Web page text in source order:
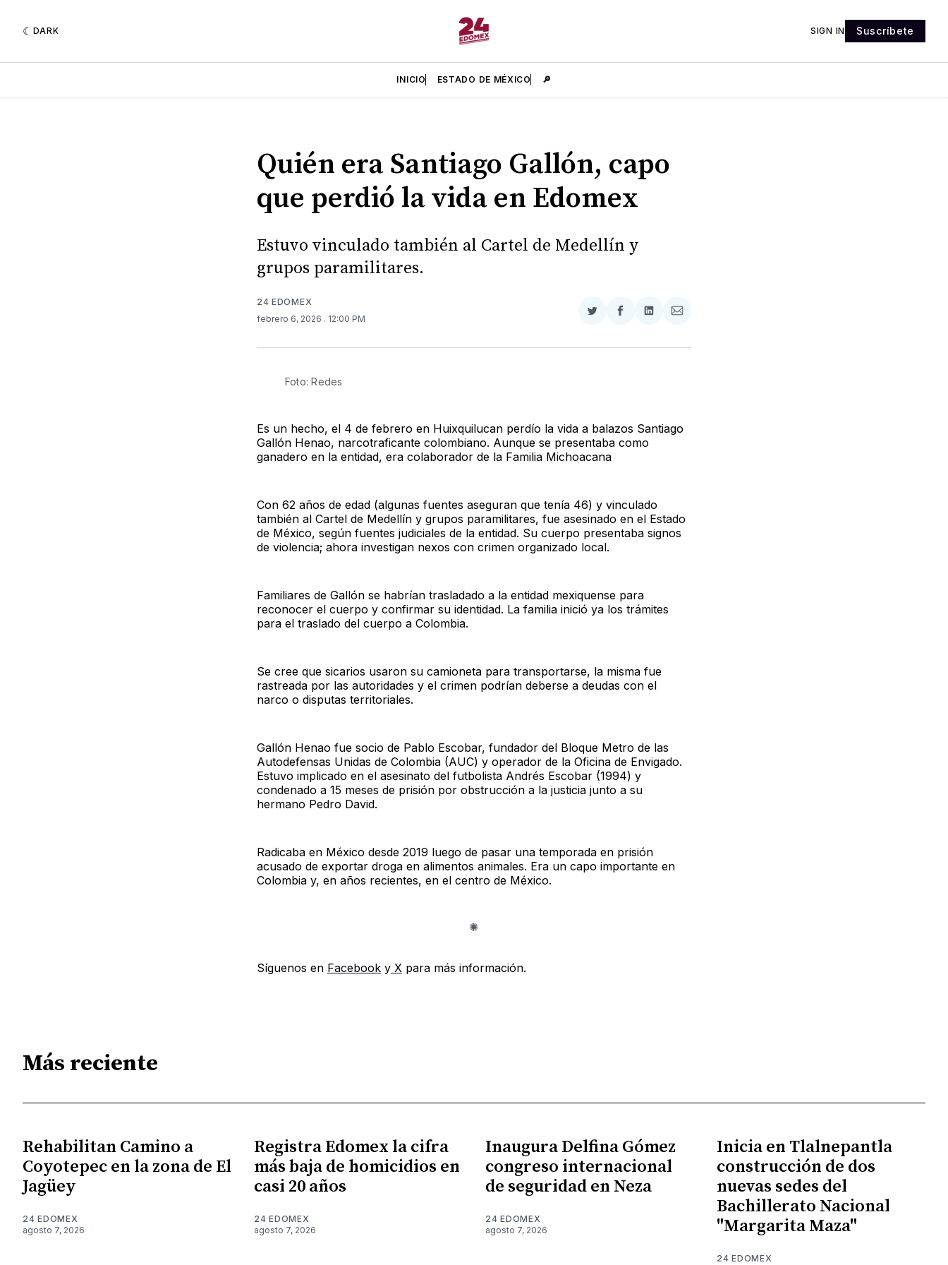
DARK SIGN IN Suscríbete
INICIO ESTADO DE MÉXICO 🔎
Quién era Santiago Gallón, capo
que perdió la vida en Edomex
Estuvo vinculado también al Cartel de Medellín y
grupos paramilitares.
24 EDOMEX
febrero 6, 2026 . 12:00 PM
Compartir
Twitter
Compartir
Facebook
Compartir
LinkedIn
Compartir
Email
Foto: Redes
Es un hecho, el 4 de febrero en Huixquilucan perdío la vida a balazos Santiago
Gallón Henao, narcotraficante colombiano. Aunque se presentaba como
ganadero en la entidad, era colaborador de la Familia Michoacana
Con 62 años de edad (algunas fuentes aseguran que tenía 46) y vinculado
también al Cartel de Medellín y grupos paramilitares, fue asesinado en el Estado
de México, según fuentes judiciales de la entidad. Su cuerpo presentaba signos
de violencia; ahora investigan nexos con crimen organizado local.
Familiares de Gallón se habrían trasladado a la entidad mexiquense para
reconocer el cuerpo y confirmar su identidad. La familia inició ya los trámites
para el traslado del cuerpo a Colombia.
Se cree que sicarios usaron su camioneta para transportarse, la misma fue
rastreada por las autoridades y el crimen podrían deberse a deudas con el
narco o disputas territoriales.
Gallón Henao fue socio de Pablo Escobar, fundador del Bloque Metro de las
Autodefensas Unidas de Colombia (AUC) y operador de la Oficina de Envigado.
Estuvo implicado en el asesinato del futbolista Andrés Escobar (1994) y
condenado a 15 meses de prisión por obstrucción a la justicia junto a su
hermano Pedro David.
Radicaba en México desde 2019 luego de pasar una temporada en prisión
acusado de exportar droga en alimentos animales. Era un capo importante en
Colombia y, en años recientes, en el centro de México.
Síguenos en FacebookyX para más información.
Más reciente
Rehabilitan Camino a
Coyotepec en la zona de El
Jagüey
24 EDOMEX
agosto 7, 2026
Registra Edomex la cifra
más baja de homicidios en
casi 20 años
24 EDOMEX
agosto 7, 2026
Inaugura Delfina Gómez
congreso internacional
de seguridad en Neza
24 EDOMEX
agosto 7, 2026
Inicia en Tlalnepantla
construcción de dos
nuevas sedes del
Bachillerato Nacional
"Margarita Maza"
24 EDOMEX